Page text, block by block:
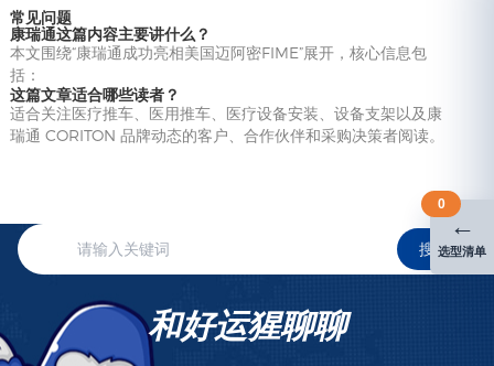
常见问题
康瑞通这篇内容主要讲什么？
本文围绕“康瑞通成功亮相美国迈阿密FIME”展开，核心信息包
括：​​​​​​​​​​
这篇文章适合哪些读者？
适合关注医疗推车、医用推车、医疗设备安装、设备支架以及康
瑞通 CORITON 品牌动态的客户、合作伙伴和采购决策者阅读。
搜索
和好运猩聊聊
←
选型清单
0